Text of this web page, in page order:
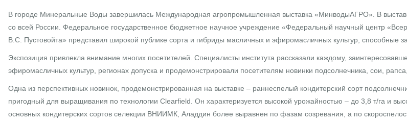
В городе Минеральные Воды завершилась Международная агропромышленная выставка «МинводыАГРО». В
со всей России. Федеральное государственное бюджетное научное учреждение «Федеральный научный центр
В.С. Пустовойта» представил широкой публике сорта и гибриды масличных и эфиромасличных культур, способные
Экспозиция привлекла внимание многих посетителей. Специалисты института рассказали каждому,
эфиромасличных культур, регионах допуска и продемонстрировали посетителям новинки подсолнечника, сои,
Одна из перспективных новинок, продемонстрированная на выставке – раннеспелый кондитерский сорт
пригодный для выращивания по технологии Clearfield. Он характеризуется высокой урожайностью – до 3,8 т/га и
основных кондитерских сортов селекции ВНИИМК, Аладдин более выравнен по фазам созревания, а по